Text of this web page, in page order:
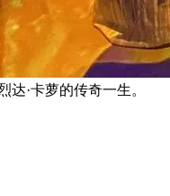
达·卡萝的传奇一生。